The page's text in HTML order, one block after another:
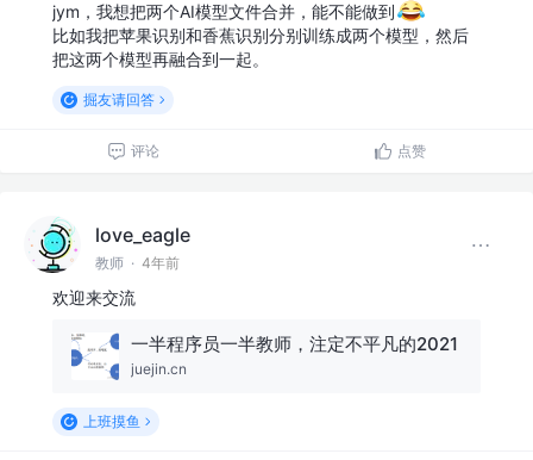
jym，我想把两个AI模型文件合并，能不能做到
比如我把苹果识别和香蕉识别分别训练成两个模型，然后
把这两个模型再融合到一起。
掘友请回答
评论 点赞
love_eagle
教师 · 4年前
欢迎来交流
一半程序员一半教师，注定不平凡的2021
juejin.cn
上班摸鱼